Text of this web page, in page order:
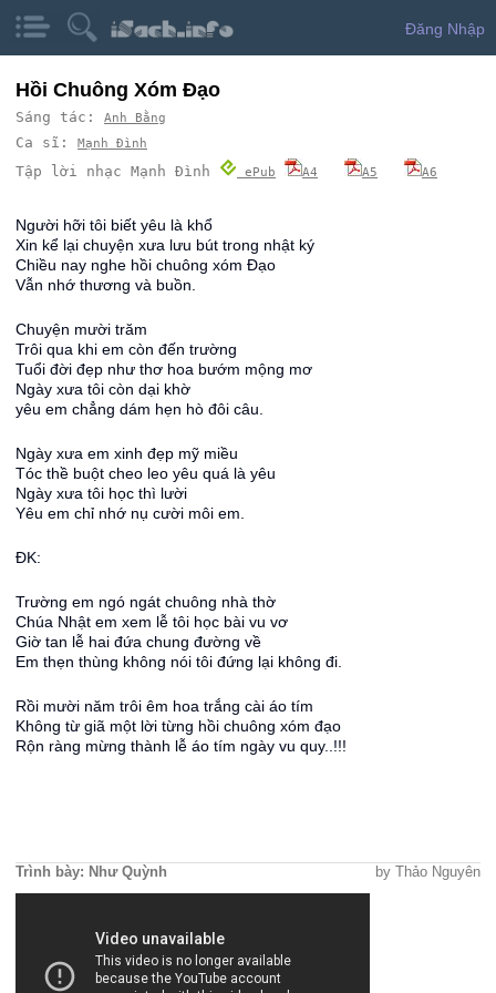
Đăng Nhập
Hồi Chuông Xóm Đạo
Sáng tác: Anh Bằng
Ca sĩ: Mạnh Đình
Tập lời nhạc Mạnh Đình ePub A4 A5 A6
Người hỡi tôi biết yêu là khổ
Xin kể lại chuyện xưa lưu bút trong nhật ký
Chiều nay nghe hồi chuông xóm Đạo
Vẫn nhớ thương và buồn.
Chuyện mười trăm
Trôi qua khi em còn đến trường
Tuổi đời đẹp như thơ hoa bướm mộng mơ
Ngày xưa tôi còn dại khờ
yêu em chẳng dám hẹn hò đôi câu.
Ngày xưa em xinh đẹp mỹ miều
Tóc thề buột cheo leo yêu quá là yêu
Ngày xưa tôi học thì lười
Yêu em chỉ nhớ nụ cười môi em.
ĐK:
Trường em ngó ngát chuông nhà thờ
Chúa Nhật em xem lễ tôi học bài vu vơ
Giờ tan lễ hai đứa chung đường về
Em thẹn thùng không nói tôi đứng lại không đi.
Rồi mười năm trôi êm hoa trắng cài áo tím
Không từ giã một lời từng hồi chuông xóm đạo
Rộn ràng mừng thành lễ áo tím ngày vu quy..!!!
Trình bày: Như Quỳnh by Thảo Nguyên